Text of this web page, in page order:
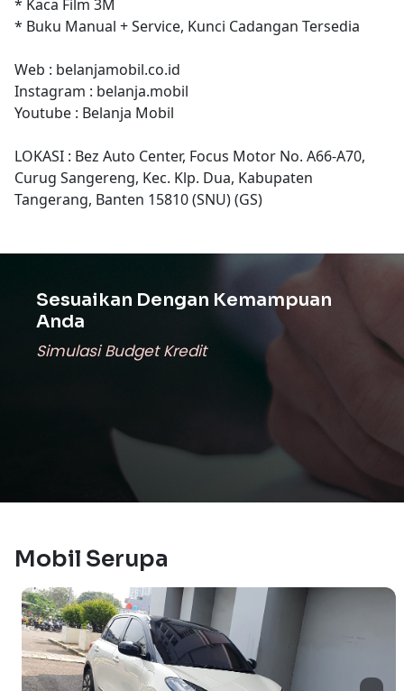
* Kaca Film 3M
* Buku Manual + Service, Kunci Cadangan Tersedia
Web : belanjamobil.co.id
Instagram : belanja.mobil
Youtube : Belanja Mobil
LOKASI : Bez Auto Center, Focus Motor No. A66-A70,
Curug Sangereng, Kec. Klp. Dua, Kabupaten
Tangerang, Banten 15810 (SNU) (GS)
Sesuaikan Dengan Kemampuan
Anda
Simulasi Budget Kredit
Mobil Serupa